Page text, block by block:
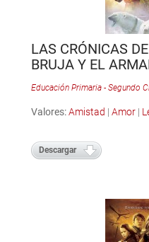
LAS CRÓNICAS
BRUJA Y EL
Educación Primaria - Segundo
Valores:Amistad | Amor|
Descargar